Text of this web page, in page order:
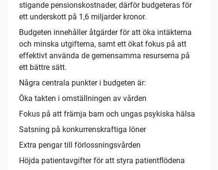
stigande pensionskostnader, därför budgeteras för
ett underskott på 1,6 miljarder kronor.
Budgeten innehåller åtgärder för att öka intäkterna
och minska utgifterna, samt ett ökat fokus på att
effektivt använda de gemensamma resurserna på
ett bättre sätt.
Några centrala punkter i budgeten är:
Öka takten i omställningen av vården
Fokus på att främja barn och ungas psykiska hälsa
Satsning på konkurrenskraftiga löner
Extra pengar till förlossningsvården
Höjda patientavgifter för att styra patientflödena